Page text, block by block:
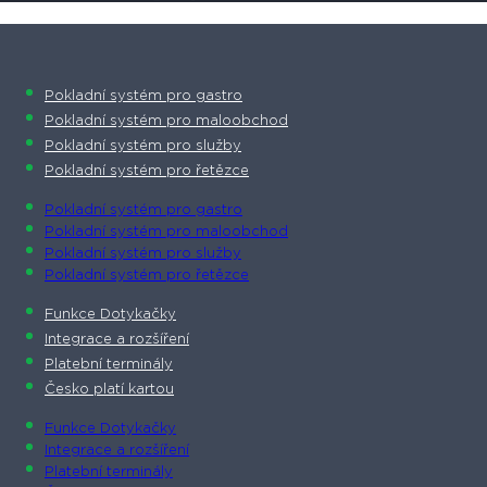
Pokladní systém pro gastro
Pokladní systém pro maloobchod
Pokladní systém pro služby
Pokladní systém pro řetězce
Pokladní systém pro gastro
Pokladní systém pro maloobchod
Pokladní systém pro služby
Pokladní systém pro řetězce
Funkce Dotykačky
Integrace a rozšíření
Platební terminály
Česko platí kartou
Funkce Dotykačky
Integrace a rozšíření
Platební terminály